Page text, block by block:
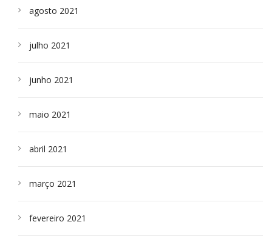
agosto 2021
julho 2021
junho 2021
maio 2021
abril 2021
março 2021
fevereiro 2021